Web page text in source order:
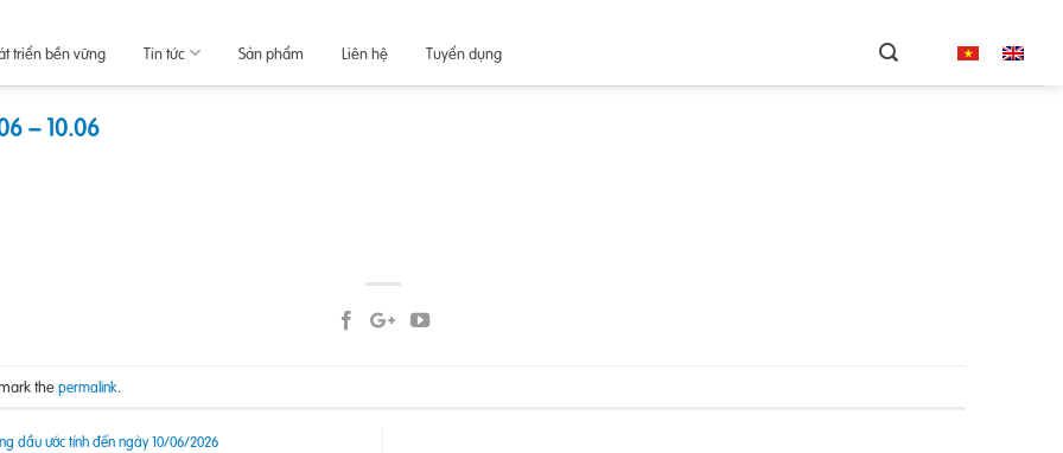
triển bền vững Tin tức Sản phẩm Liên hệ Tuyển dụng
– 10.06
thepermalink.
dầu ước tính đến ngày 10/06/2026